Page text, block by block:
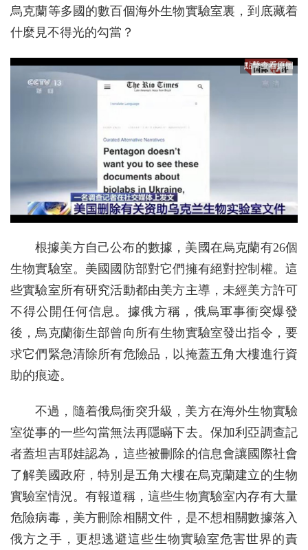
烏克蘭等多國的數百個海外生物實驗室裏，到底藏着
什麼見不得光的勾當？
根據美方自己公布的數據，美國在烏克蘭有26個
生物實驗室。美國國防部對它們擁有絕對控制權。這
些實驗室所有研究活動都由美方主導，未經美方許可
不得公開任何信息。據俄方稱，俄烏軍事衝突爆發
後，烏克蘭衞生部曾向所有生物實驗室發出指令，要
求它們緊急清除所有危險品，以掩蓋五角大樓進行資
助的痕迹。
不過，隨着俄烏衝突升級，美方在海外生物實驗
室從事的一些勾當無法再隱瞞下去。保加利亞調查記
者蓋坦吉耶娃認為，這些被刪除的信息會讓國際社會
了解美國政府，特別是五角大樓在烏克蘭建立的生物
實驗室情況。有報道稱，這些生物實驗室內存有大量
危險病毒，美方刪除相關文件，是不想相關數據落入
俄方之手，更想逃避這些生物實驗室危害世界的責